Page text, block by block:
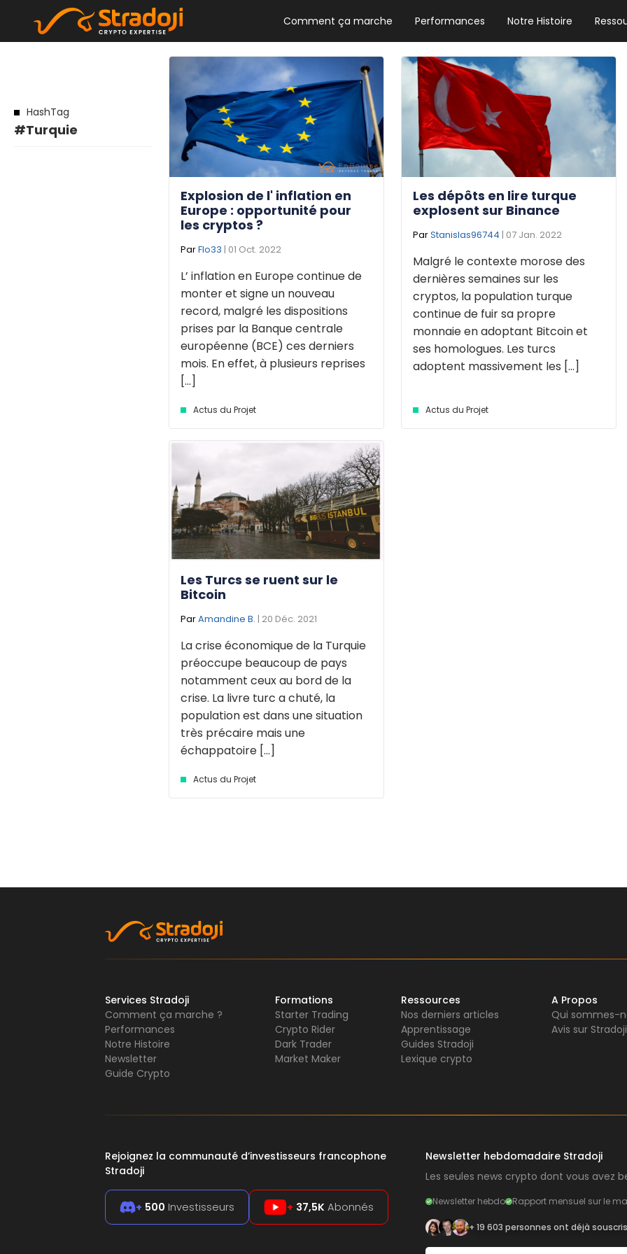
Comment ça marche Performances Notre Histoire
NEWSLETTER HEBDO
Les news crypto dont vous avez besoin
GUIDE CRYPTO STRADOJI
Le guide ultime pour débuter dans les
cryptomonnaies
HashTag
#Turquie
Explosion de l' inflation en
Europe : opportunité pour
les cryptos ?
ParFlo33 | 01 Oct. 2022
L’ inflation en Europe continue de
monter et signe un nouveau
record, malgré les dispositions
prises par la Banque centrale
européenne (BCE) ces derniers
mois. En effet, à plusieurs reprises
[...]
Actus du Projet
Les dépôts en lire turque
explosent sur Binance
ParStanislas96744 | 07 Jan. 2022
Malgré le contexte morose des
dernières semaines sur les
cryptos, la population turque
continue de fuir sa propre
monnaie en adoptant Bitcoin et
ses homologues. Les turcs
adoptent massivement les [...]
Actus du Projet
Les Turcs se ruent sur le
Bitcoin
ParAmandine B. | 20 Déc. 2021
La crise économique de la Turquie
préoccupe beaucoup de pays
notamment ceux au bord de la
crise. La livre turc a chuté, la
population est dans une situation
très précaire mais une
échappatoire [...]
Actus du Projet
Services Stradoji
Comment ça marche ?
Performances
Notre Histoire
Newsletter
Guide Crypto
Formations
Starter Trading
Crypto Rider
Dark Trader
Market Maker
Ressources
Nos derniers articles
Apprentissage
Guides Stradoji
Lexique crypto
A Propos
Qui sommes-
Avis sur Stradoji
Rejoignez la communauté d’investisseurs francophone
Stradoji
+ 500 Investisseurs + 37,5K Abonnés
Newsletter hebdomadaire Stradoji
Les seules news crypto dont vous avez
Newsletter hebdo Rapport mensuel sur le
+ 19 603 personnes ont déjà